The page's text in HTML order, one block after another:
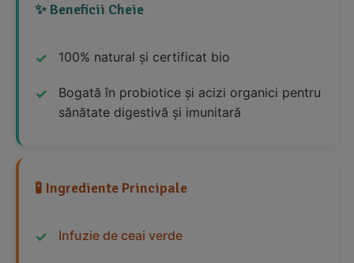
✨ Beneficii Cheie
100% natural și certificat bio
Bogată în probiotice și acizi organici pentru
sănătate digestivă și imunitară
🧪 Ingrediente Principale
Infuzie de ceai verde